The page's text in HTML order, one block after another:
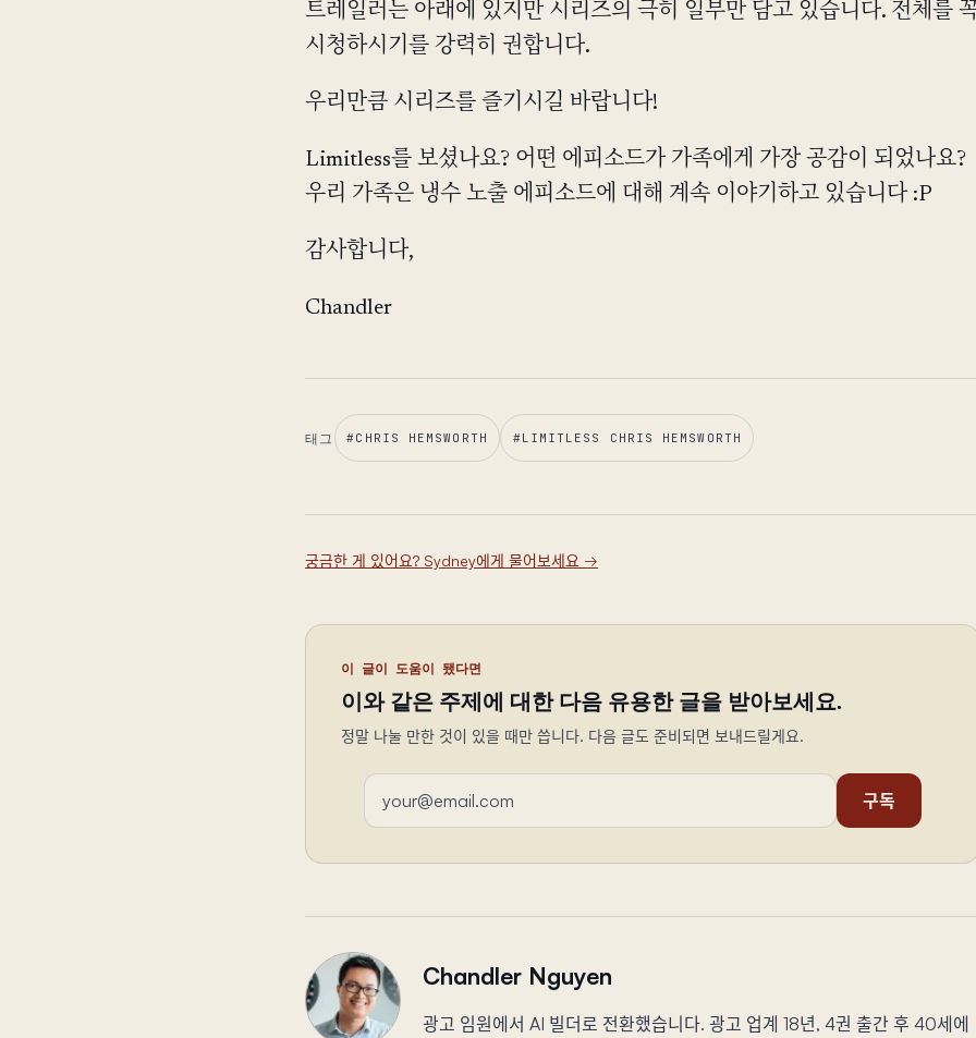
트레일러는 아래에 있지만 시리즈의 극히 일부만 담고 있습니다. 전체를
시청하시기를 강력히 권합니다.
우리만큼 시리즈를 즐기시길 바랍니다!
Limitless를 보셨나요? 어떤 에피소드가 가족에게 가장 공감이 되었나요?
우리 가족은 냉수 노출 에피소드에 대해 계속 이야기하고 있습니다 :P
감사합니다,
Chandler
태그 #CHRIS HEMSWORTH #LIMITLESS CHRIS HEMSWORTH
궁금한 게 있어요? Sydney에게 물어보세요 →
이 글이 도움이 됐다면
이와 같은 주제에 대한 다음 유용한 글을 받아보세요.
정말 나눌 만한 것이 있을 때만 씁니다. 다음 글도 준비되면 보내드릴게요.
이메일 주소
구독
Chandler Nguyen
광고 임원에서 AI 빌더로 전환했습니다. 광고 업계 18년, 4권 출간 후 40세에